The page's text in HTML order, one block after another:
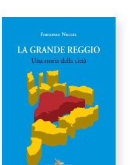
Madonna Maria Antonella
Pietralata Cecilia,
Petrongolo Alice,Piavaux
Mathieu,Rossi Maria
Cristina,
Somma Maria
Carla